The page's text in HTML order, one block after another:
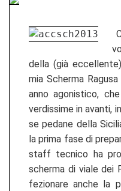
della (già
mia Scher­ma
anno ago­nis­ti­co,
ver­dis­si­me in avan­ti,
se pe­da­ne della
la prima fase di
staff tec­ni­co ha
scher­ma di viale dei
fe­zio­na­re anche la